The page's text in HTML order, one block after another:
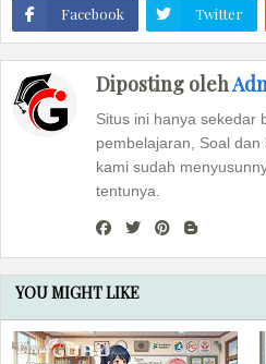
Facebook Twitter
Diposting oleh
Situs ini hanya sekedar
pembelajaran, Soal
kami sudah
tentunya.
YOU MIGHT LIKE